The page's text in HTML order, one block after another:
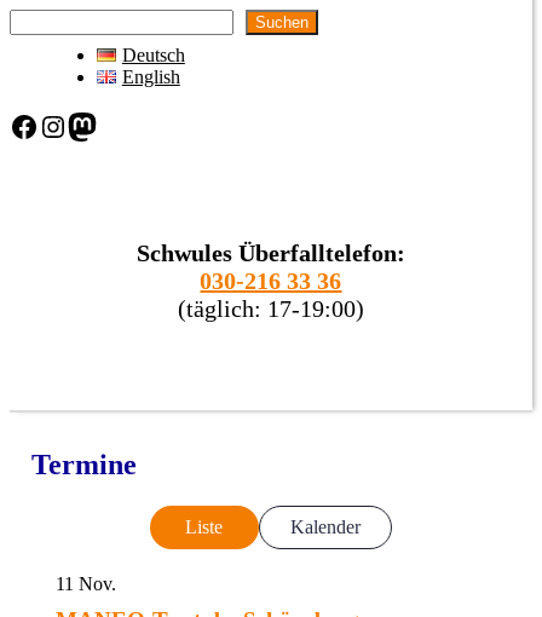
Suchen
Deutsch
English
Facebook Instagram Mastodon
Schwules Überfalltelefon:
030-216 33 36
(täglich: 17-19:00)
Termine
Liste Kalender
11 Nov.